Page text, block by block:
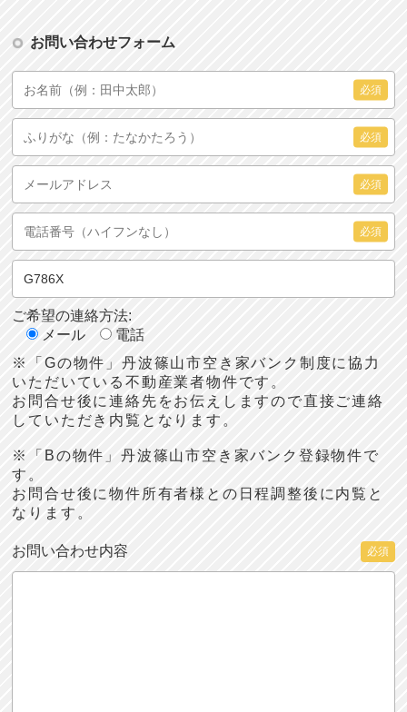
お問い合わせフォーム
必須
必須
必須
必須
ご希望の連絡方法:
メール
電話
※「Gの物件」丹波篠山市空き家バンク制度に協力
いただいている不動産業者物件です。
お問合せ後に連絡先をお伝えしますので直接ご連絡
していただき内覧となります。
※「Bの物件」丹波篠山市空き家バンク登録物件で
す。
お問合せ後に物件所有者様との日程調整後に内覧と
なります。
お問い合わせ内容 必須